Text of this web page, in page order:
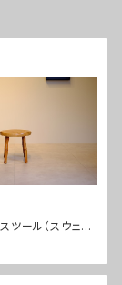
ール（スウェー